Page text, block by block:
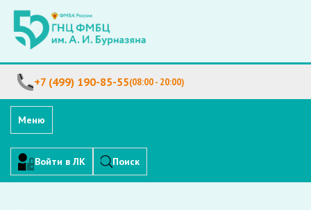
+7 (499) 190-85-55(08:00 - 20:00)
Меню
Войти в ЛК Поиск